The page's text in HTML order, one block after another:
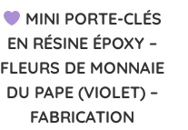
MINI PORTE-CLÉS
EN RÉSINE ÉPOXY –
FLEURS DE MONNAIE
DU PAPE (VIOLET) –
FABRICATION